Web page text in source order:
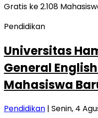
Pendidikan
Universitas
General
Mahasiswa
Pendidikan | Senin, 4